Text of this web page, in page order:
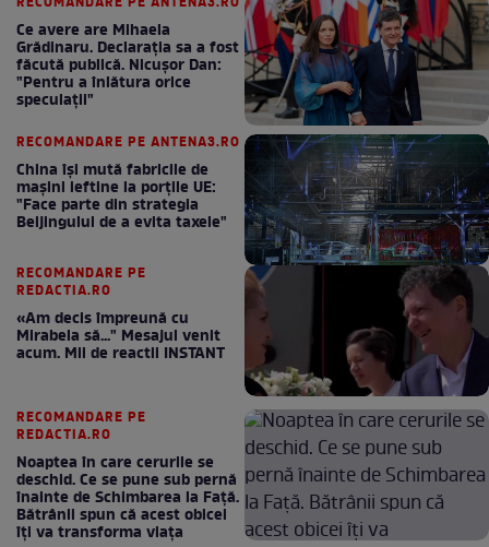
Ce avere are Mihaela
Grădinaru. Declarația sa a fost
făcută publică. Nicușor Dan:
"Pentru a înlătura orice
speculații"
RECOMANDARE PE ANTENA3.RO
China își mută fabricile de
mașini ieftine la porțile UE:
"Face parte din strategia
Beijingului de a evita taxele"
RECOMANDARE PE
REDACTIA.RO
«Am decis împreună cu
Mirabela să..." Mesajul venit
acum. Mii de reactii INSTANT
RECOMANDARE PE
REDACTIA.RO
Noaptea în care cerurile se
deschid. Ce se pune sub pernă
înainte de Schimbarea la Față.
Bătrânii spun că acest obicei
îți va transforma viața